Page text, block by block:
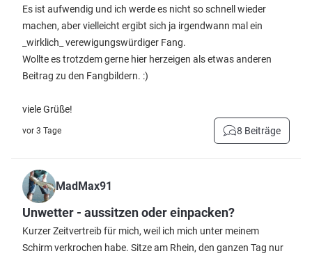
Es ist aufwendig und ich werde es nicht so schnell wieder
machen, aber vielleicht ergibt sich ja irgendwann mal ein
_wirklich_ verewigungswürdiger Fang.
Wollte es trotzdem gerne hier herzeigen als etwas anderen
Beitrag zu den Fangbildern. :)
viele Grüße!
vor 3 Tage 8 Beiträge
MadMax91
Unwetter - aussitzen oder einpacken?
Kurzer Zeitvertreib für mich, weil ich mich unter meinem
Schirm verkrochen habe. Sitze am Rhein, den ganzen Tag nur